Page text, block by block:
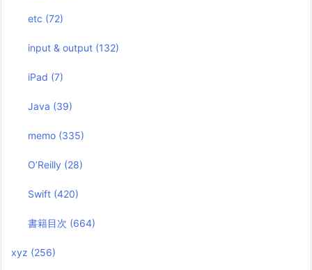
etc (72)
input & output (132)
iPad (7)
Java (39)
memo (335)
O’Reilly (28)
Swift (420)
書籍目次 (664)
xyz (256)